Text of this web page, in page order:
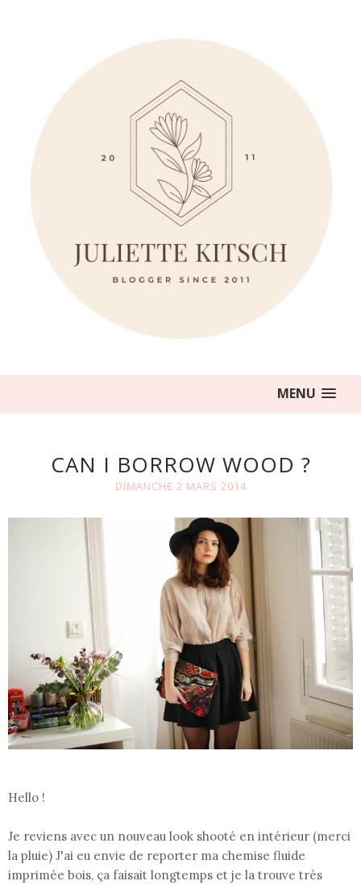
MENU
CAN I BORROW WOOD ?
DIMANCHE 2 MARS 2014
Hello !
Je reviens avec un nouveau look shooté en intérieur (merci
la pluie) J'ai eu envie de reporter ma chemise fluide
imprimée bois, ça faisait longtemps et je la trouve très